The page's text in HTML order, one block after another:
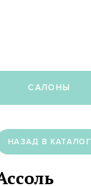
САЛОНЫ
НАЗАД В КАТАЛОГ